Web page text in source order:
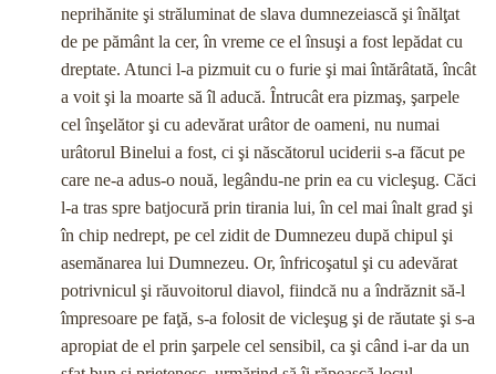
neprihănite şi străluminat de slava dumnezeiască şi înălţat
de pe pământ la cer, în vreme ce el însuşi a fost lepădat cu
dreptate. Atunci l-a pizmuit cu o furie şi mai întărâtată, încât
a voit şi la moarte să îl aducă. Întrucât era pizmaş, şarpele
cel înşelător şi cu adevărat urâtor de oameni, nu numai
urâtorul Binelui a fost, ci şi născătorul uciderii s-a făcut pe
care ne-a adus-o nouă, legându-ne prin ea cu vicleşug. Căci
l-a tras spre batjocură prin tirania lui, în cel mai înalt grad şi
în chip nedrept, pe cel zidit de Dumnezeu după chipul şi
asemănarea lui Dumnezeu. Or, înfricoşatul şi cu adevărat
potrivnicul şi răuvoitorul diavol, fiindcă nu a îndrăznit să-l
împresoare pe faţă, s-a folosit de vicleşug şi de răutate şi s-a
apropiat de el prin şarpele cel sensibil, ca şi când i-ar da un